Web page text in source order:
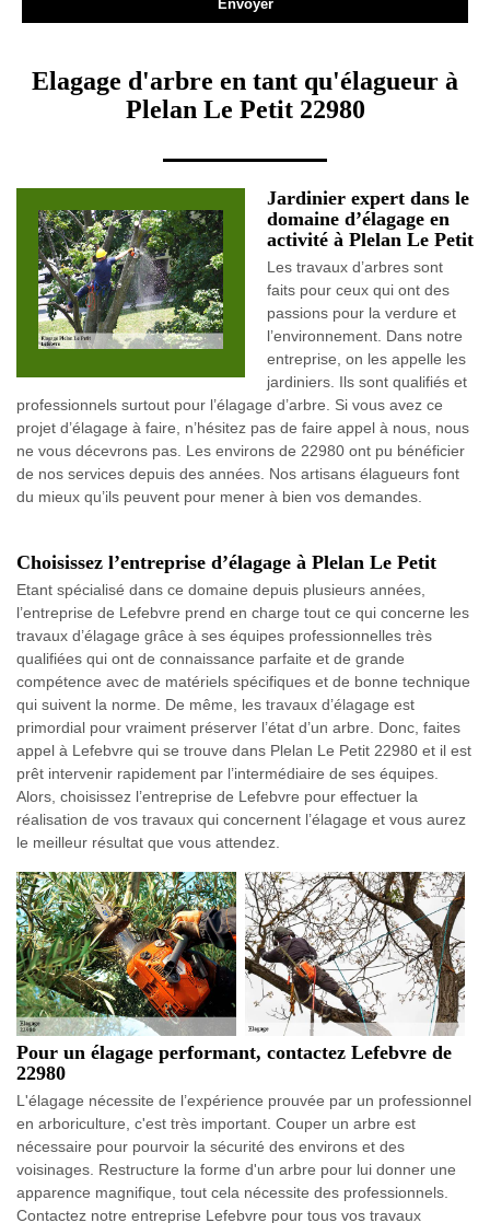
Elagage d'arbre en tant qu'élagueur à
Plelan Le Petit 22980
Jardinier expert dans le
domaine d’élagage en
activité à Plelan Le Petit
Les travaux d’arbres sont
faits pour ceux qui ont des
passions pour la verdure et
l’environnement. Dans notre
entreprise, on les appelle les
jardiniers. Ils sont qualifiés et
professionnels surtout pour l’élagage d’arbre. Si vous avez ce
projet d’élagage à faire, n’hésitez pas de faire appel à nous, nous
ne vous décevrons pas. Les environs de 22980 ont pu bénéficier
de nos services depuis des années. Nos artisans élagueurs font
du mieux qu’ils peuvent pour mener à bien vos demandes.
Choisissez l’entreprise d’élagage à Plelan Le Petit
Etant spécialisé dans ce domaine depuis plusieurs années,
l’entreprise de Lefebvre prend en charge tout ce qui concerne les
travaux d’élagage grâce à ses équipes professionnelles très
qualifiées qui ont de connaissance parfaite et de grande
compétence avec de matériels spécifiques et de bonne technique
qui suivent la norme. De même, les travaux d’élagage est
primordial pour vraiment préserver l’état d’un arbre. Donc, faites
appel à Lefebvre qui se trouve dans Plelan Le Petit 22980 et il est
prêt intervenir rapidement par l’intermédiaire de ses équipes.
Alors, choisissez l’entreprise de Lefebvre pour effectuer la
réalisation de vos travaux qui concernent l’élagage et vous aurez
le meilleur résultat que vous attendez.
Pour un élagage performant, contactez Lefebvre de
22980
L'élagage nécessite de l’expérience prouvée par un professionnel
en arboriculture, c'est très important. Couper un arbre est
nécessaire pour pourvoir la sécurité des environs et des
voisinages. Restructure la forme d'un arbre pour lui donner une
apparence magnifique, tout cela nécessite des professionnels.
Contactez notre entreprise Lefebvre pour tous vos travaux